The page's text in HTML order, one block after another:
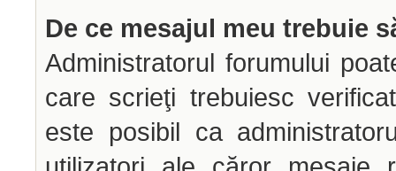
De ce mesajul meu trebuie
Administratorul forumului
care scrieţi trebuiesc
este posibil ca